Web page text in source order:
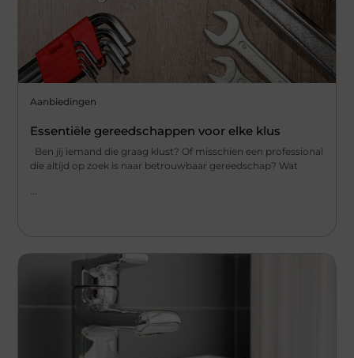
Aanbiedingen
Essentiële gereedschappen voor elke klus
Ben jij iemand die graag klust? Of misschien een professional
die altijd op zoek is naar betrouwbaar gereedschap? Wat
...